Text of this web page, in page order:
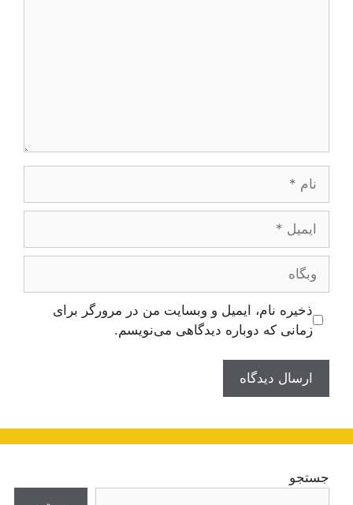
وبگاه
ذخیره نام، ایمیل و وبسایت من در مرورگر برای
زمانی که دوباره دیدگاهی می‌نویسم.
جستجو